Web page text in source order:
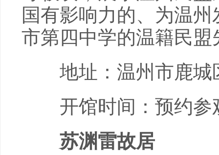
国有影响力的、为温
市第四中学的温籍民盟
地址：温州市鹿城
开馆时间：预约参
苏渊雷故居